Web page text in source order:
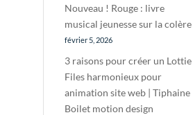
Nouveau ! Rouge : livre
musical jeunesse sur la colère
février 5, 2026
3 raisons pour créer un Lottie
Files harmonieux pour
animation site web | Tiphaine
Boilet motion design